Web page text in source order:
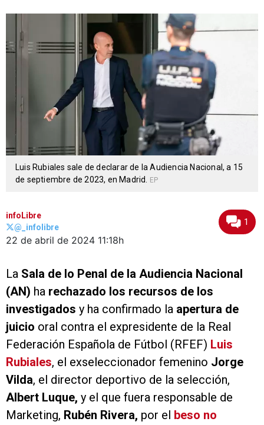
Luis Rubiales sale de declarar de la Audiencia Nacional, a 15
de septiembre de 2023, en Madrid.
EP
infoLibre
@_infolibre
22 de abril de 2024 11:18h
1
La Sala de lo Penal de la Audiencia Nacional
(AN) ha rechazado los recursos de los
investigados y ha confirmado la apertura de
juicio oral contra el expresidente de la Real
Federación Española de Fútbol (RFEF) Luis
Rubiales, el exseleccionador femenino Jorge
Vilda, el director deportivo de la selección,
Albert Luque, y el que fuera responsable de
Marketing, Rubén Rivera, por el beso no